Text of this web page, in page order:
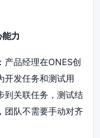
力
产品经理在ONES创
开发任务和测试用
到关联任务，测试结
团队不需要手动对齐